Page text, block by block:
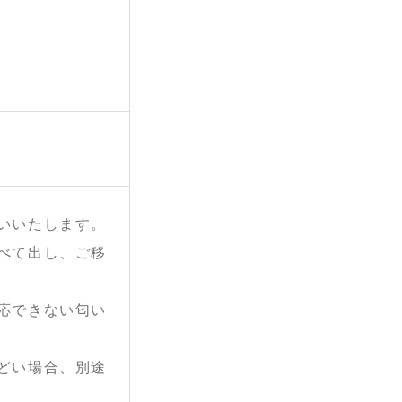
いたします。
て出し、ご移
できない匂い
い場合、別途